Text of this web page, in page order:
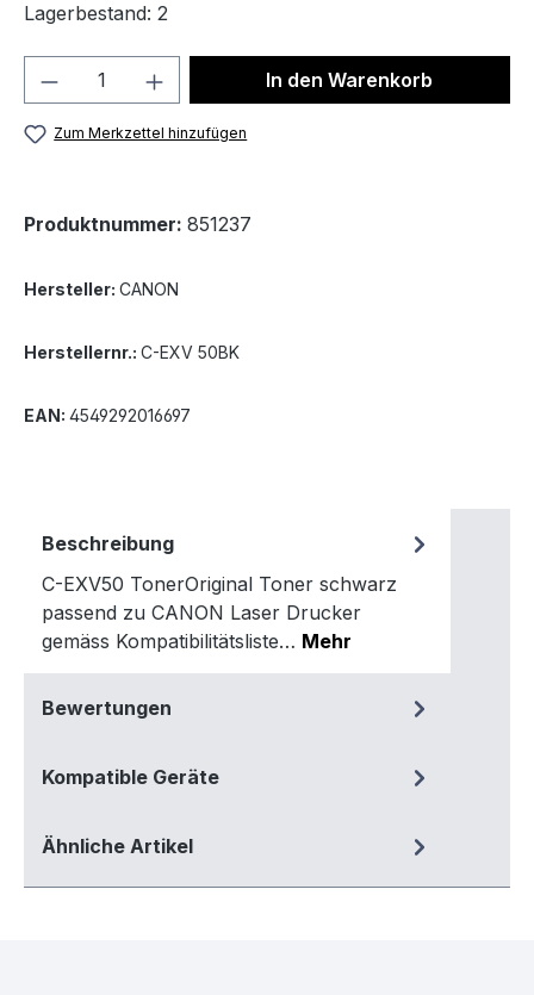
Lagerbestand: 2
Produkt Anzahl: Gib denIn den Warenkorb
Zum Merkzettel hinzufügen
Produktnummer: 851237
Hersteller: CANON
Herstellernr.: C-EXV 50BK
EAN: 4549292016697
Beschreibung
C-EXV50 TonerOriginal Toner schwarz
passend zu CANON Laser Drucker
gemäss Kompatibilitätsliste… Mehr
Bewertungen
Kompatible Geräte
Ähnliche Artikel